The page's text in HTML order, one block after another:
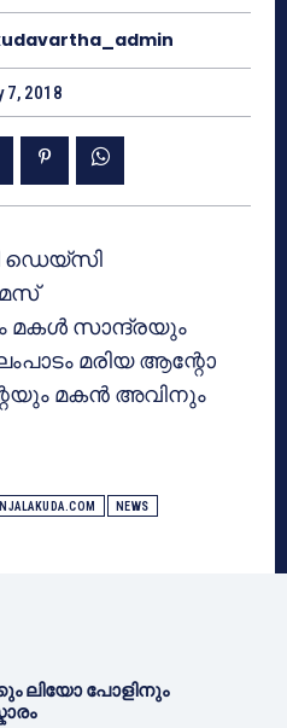
7, 2018
ഡെയ്‌സി
മകള്‍ സാന്ദ്രയും
മരിയ ആന്റോ
മകന്‍ അവിനും
NEWS
ലിയോ പോളിനും